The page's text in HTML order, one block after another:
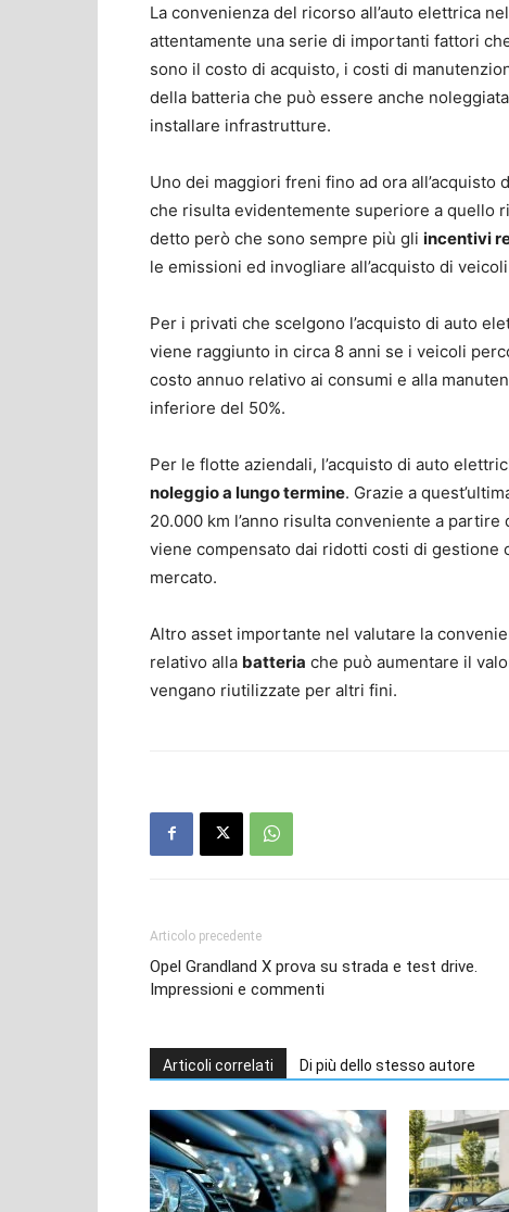
La convenienza del ricorso all’auto elettrica
attentamente una serie di importanti fattori
sono il costo di acquisto, i costi di
della batteria che può essere anche
installare infrastrutture.
Uno dei maggiori freni fino ad ora all’acquisto
che risulta evidentemente superiore a quello
detto però che sono sempre più gli incentivi
le emissioni ed invogliare all’acquisto di
Per i privati che scelgono l’acquisto di auto
viene raggiunto in circa 8 anni se i veicoli
costo annuo relativo ai consumi e alla
inferiore del 50%.
Per le flotte aziendali, l’acquisto di auto
noleggio a lungo termine. Grazie a
20.000 km l’anno risulta conveniente a
viene compensato dai ridotti costi di gestione
mercato.
Altro asset importante nel valutare la
relativo alla batteria che può aumentare il
vengano riutilizzate per altri fini.
Articolo precedente
Opel Grandland X prova su strada e test drive.
Impressioni e commenti
Articoli correlati Di più dello stesso autore